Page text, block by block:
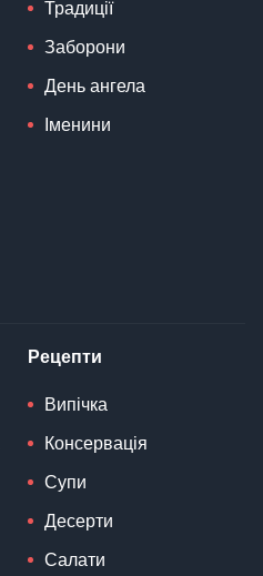
Традиції
Заборони
День ангела
Іменини
Рецепти
Випічка
Консервація
Супи
Десерти
Салати